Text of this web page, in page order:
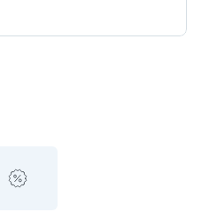
a bevásárló listához
alert when on sale